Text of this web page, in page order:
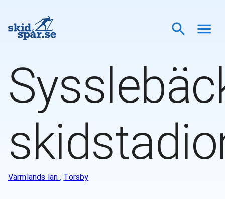
Värmlands län, Torsby